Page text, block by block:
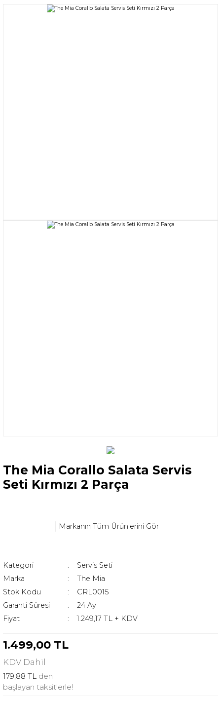
The Mia Corallo Salata Servis
Seti Kırmızı 2 Parça
Markanın Tüm Ürünlerini Gör
Kategori
Servis Seti
Marka
The Mia
Stok Kodu
CRL0015
Garanti Süresi
24 Ay
Fiyat
1.249,17 TL + KDV
1.499,00 TL
KDV Dahil
179,88 TL den
başlayan taksitlerle!